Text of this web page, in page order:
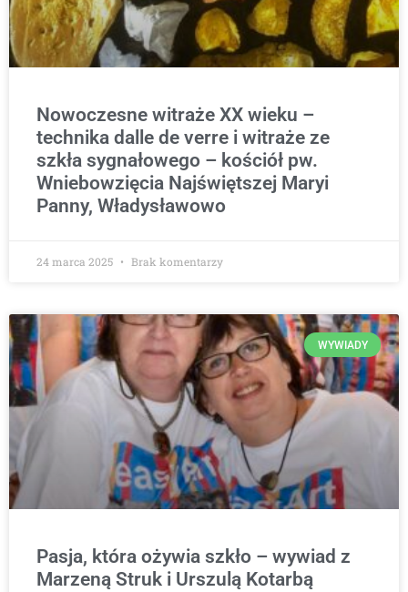
Nowoczesne witraże XX wieku –
technika dalle de verre i witraże ze
szkła sygnałowego – kościół pw.
Wniebowzięcia Najświętszej Maryi
Panny, Władysławowo
24 marca 2025 Brak komentarzy
WYWIADY
Pasja, która ożywia szkło – wywiad z
Marzeną Struk i Urszulą Kotarbą